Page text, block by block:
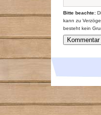
Bitte beachte:
kann zu
besteht kein